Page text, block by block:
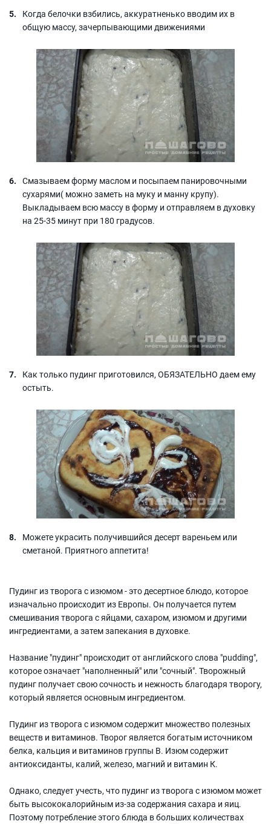
Когда белочки взбились, аккуратненько вводим их в
общую массу, зачерпывающими движениями
Смазываем форму маслом и посыпаем панировочными
сухарями( можно заметь на муку и манну крупу).
Выкладываем всю массу в форму и отправляем в духовку
на 25-35 минут при 180 градусов.
Как только пудинг приготовился, ОБЯЗАТЕЛЬНО даем ему
остыть.
Можете украсить получившийся десерт вареньем или
сметаной. Приятного аппетита!
Пудинг из творога с изюмом - это десертное блюдо, которое
изначально происходит из Европы. Он получается путем
смешивания творога с яйцами, сахаром, изюмом и другими
ингредиентами, а затем запекания в духовке.
Название "пудинг" происходит от английского слова "pudding",
которое означает "наполненный" или "сочный". Творожный
пудинг получает свою сочность и нежность благодаря творогу,
который является основным ингредиентом.
Пудинг из творога с изюмом содержит множество полезных
веществ и витаминов. Творог является богатым источником
белка, кальция и витаминов группы В. Изюм содержит
антиоксиданты, калий, железо, магний и витамин К.
Однако, следует учесть, что пудинг из творога с изюмом может
быть высококалорийным из-за содержания сахара и яиц.
Поэтому потребление этого блюда в больших количествах